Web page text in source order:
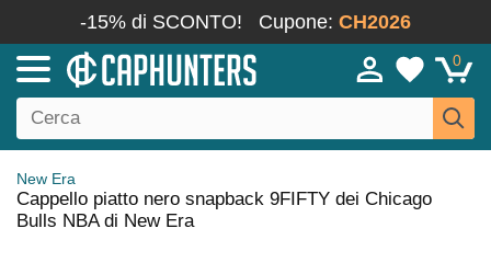
-15% di SCONTO! Cupone: CH2026
0
New Era
Cappello piatto nero snapback 9FIFTY dei Chicago
Bulls NBA di New Era